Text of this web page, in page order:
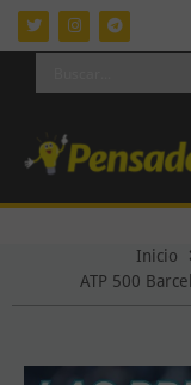
Inicio
ATP 500